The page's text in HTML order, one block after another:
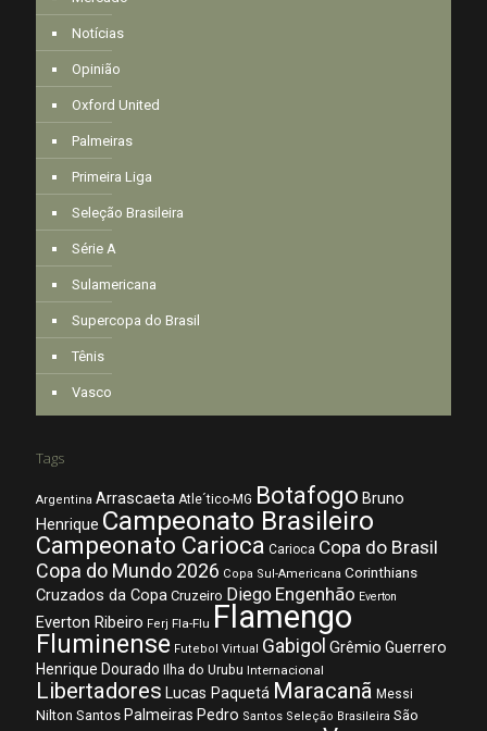
Notícias
Opinião
Oxford United
Palmeiras
Primeira Liga
Seleção Brasileira
Série A
Sulamericana
Supercopa do Brasil
Tênis
Vasco
Tags
Argentina Arrascaeta Atle´tico-MG Botafogo Bruno
Henrique Campeonato Brasileiro
Campeonato Carioca Carioca Copa do Brasil
Copa do Mundo 2026 Copa Sul-Americana Corinthians
Cruzados da Copa Cruzeiro Diego Engenhão Everton
Everton Ribeiro Ferj Fla-Flu Flamengo
Fluminense Futebol Virtual Gabigol Grêmio Guerrero
Henrique Dourado Ilha do Urubu Internacional
Libertadores Lucas Paquetá Maracanã Messi
Nilton Santos Palmeiras Pedro Santos Seleção Brasileira São